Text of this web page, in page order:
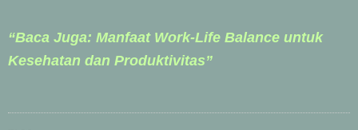
“Baca Juga: Manfaat Work-Life Balance untuk
Kesehatan dan Produktivitas”